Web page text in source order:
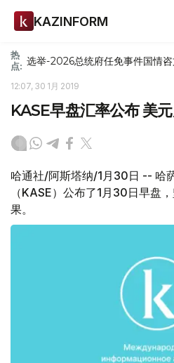
KAZINFORM
热
点: 选举-2026总统府任免事件国情
12:07, 30 1月 2019
KASE早盘汇率公布 美
哈通社/阿斯塔纳/1月30日 -- 哈
（KASE）公布了1月30日早盘
果。